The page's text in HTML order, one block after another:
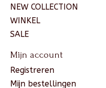
NEW COLLECTION
WINKEL
SALE
Mijn account
Registreren
Mijn bestellingen